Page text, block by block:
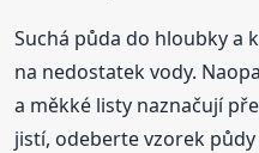
Suchá půda do hloubky a
na nedostatek vody.
a měkké listy naznačují
jistí, odeberte vzorek